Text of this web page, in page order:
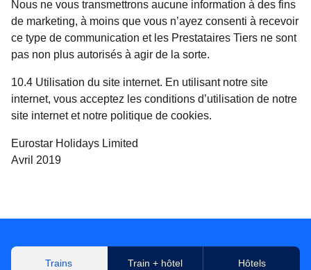
Nous ne vous transmettrons aucune information à des fins
de marketing, à moins que vous n’ayez consenti à recevoir
ce type de communication et les Prestataires Tiers ne sont
pas non plus autorisés à agir de la sorte.
10.4 Utilisation du site internet. En utilisant notre site
internet, vous acceptez les conditions d’utilisation de notre
site internet et notre politique de cookies.
Eurostar Holidays Limited
Avril 2019
Trains Train + hôtel Hôtels